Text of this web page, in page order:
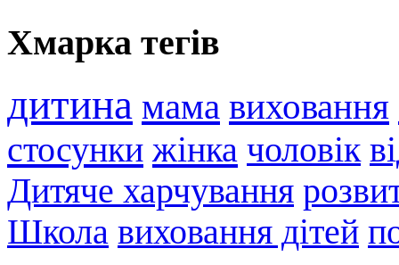
Хмарка тегів
дитина мама виховання
стосунки жінка чоловік
Дитяче харчування
Школа виховання дітей